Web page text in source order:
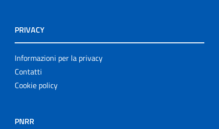
PRIVACY
Informazioni per la privacy
Contatti
Cookie policy
PNRR